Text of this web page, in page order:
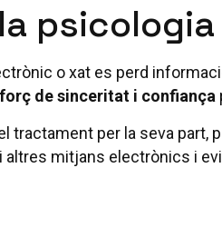
o xat es perd
de sinceritat i confiança
tractament per la seva part,
mitjans electrònics i